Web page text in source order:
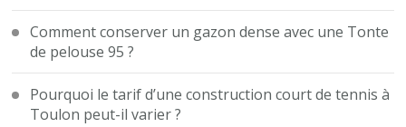
Comment conserver un gazon dense avec une Tonte
de pelouse 95 ?
Pourquoi le tarif d’une construction court de tennis à
Toulon peut-il varier ?